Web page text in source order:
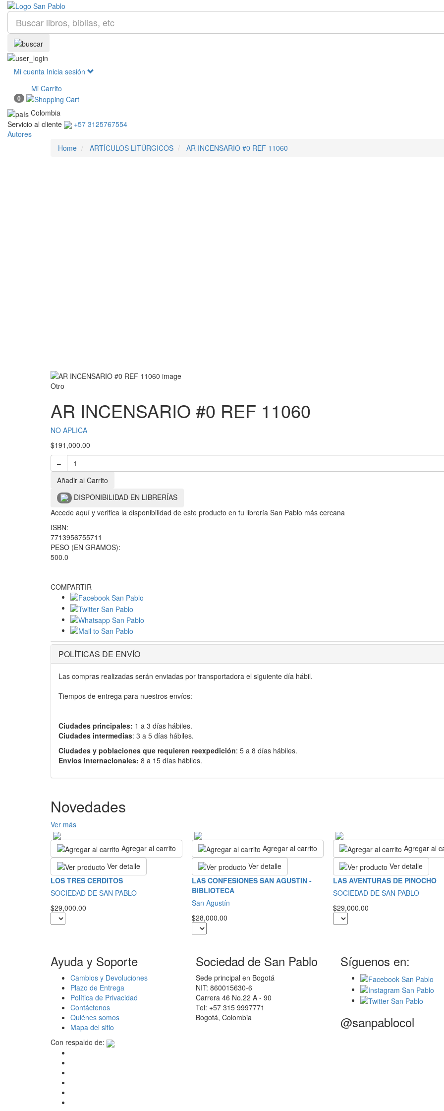
Mi cuenta Inicia sesión
Mi Carrito
0
Colombia
Servicio al cliente
+57 3125767554
Autores
Home
ARTÍCULOS LITÚRGICOS AR INCENSARIO #0 REF 11060
Otro
AR INCENSARIO #0 REF 11060
NO APLICA
$191,000.00
–
Añadir al Carrito
DISPONIBILIDAD EN LIBRERÍAS
Accede aquí y verifica la disponibilidad de este producto en tu librería San Pablo más cercana
ISBN:
7713956755711
PESO (EN GRAMOS):
500.0
COMPARTIR
POLÍTICAS DE ENVÍO
Las compras realizadas serán enviadas por transportadora el siguiente día hábil.
Tiempos de entrega para nuestros envíos:
Ciudades principales: 1 a 3 días hábiles.
Ciudades intermedias: 3 a 5 días hábiles.
Ciudades y poblaciones que requieren reexpedición: 5 a 8 días hábiles.
Envíos internacionales: 8 a 15 días hábiles.
Novedades
Ver más
Agregar al carrito
Ver detalle
LOS TRES CERDITOS
SOCIEDAD DE SAN PABLO
$29,000.00
Agregar al carrito
Ver detalle
LAS CONFESIONES SAN AGUSTIN -
BIBLIOTECA
San Agustín
$28,000.00
Agregar al
Ver detalle
LAS AVENTURAS DE PINOCHO
SOCIEDAD DE SAN PABLO
$29,000.00
Ayuda y Soporte
Cambios y Devoluciones
Plazo de Entrega
Política de Privacidad
Contáctenos
Quiénes somos
Mapa del sitio
Sociedad de San Pablo
Sede principal en Bogotá
NIT: 860015630-6
Carrera 46 No.22 A - 90
Tel: +57 315 9997771
Bogotá, Colombia
Síguenos en:
@sanpablocol
Con respaldo de: